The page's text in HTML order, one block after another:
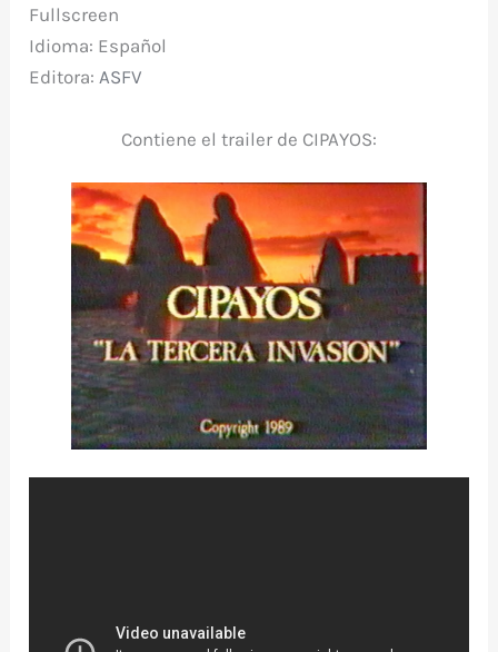
Fullscreen
Idioma: Español
Editora:ASFV
Contiene el trailer de CIPAYOS: